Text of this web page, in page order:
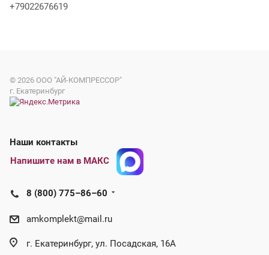
+79022676619
© 2026 ООО "АЙ-КОМПРЕССОР"
г. Екатеринбург
Наши контакты
Напишите нам в МАКС
8 (800) 775–86–60
amkomplekt@mail.ru
г. Екатеринбург, ул. Посадская, 16А